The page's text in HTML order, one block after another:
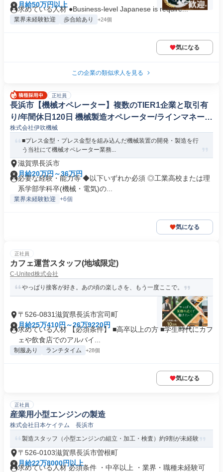
月給50万円以上
求めている人材 ●Business-level Japanese is require...
業界未経験歓迎 歩合給あり +24個
気になる
この企業の類似求人を見る
正社員
長浜市【機械オペレーター】複数のTIER1企業と取引有
り/年間休日120日 機械製造オペレーター/ラインマネージ
ャー
株式会社伊吹機械
■プレス金型・プレス金型を組み込んだ機械装置の開発・製造を行
う当社にて機械オペレーター業務...
滋賀県長浜市
月給20万円～36万円
必要な経験・能力等 ◆以下いずれか必須 ◎工業高校または理
系学部学科卒(機械・電気)の...
業界未経験歓迎 +6個
気になる
正社員
カフェ運営スタッフ(地域限定)
C-United株式会社
やっぱり接客が好き。あの頃の楽しさを、もう一度ここで。
〒526-0831滋賀県長浜市宮司町
月給25万410円～26万9220円
求めている人材 【必須条件】 ■高卒以上の方 ■学生時代にカフ
ェや飲食店でのアルバイ...
制服あり ランチタイム +28個
気になる
正社員
産業用小型エンジンの製造
株式会社日本ケイテム 長浜市
製造スタッフ（小型エンジンの組立・加工・検査）約9割が未経験
〒526-0103滋賀県長浜市曽根町
月給22万8000円以上
求めている人材 必須条件 ・中卒以上 ・業界・職種未経験可